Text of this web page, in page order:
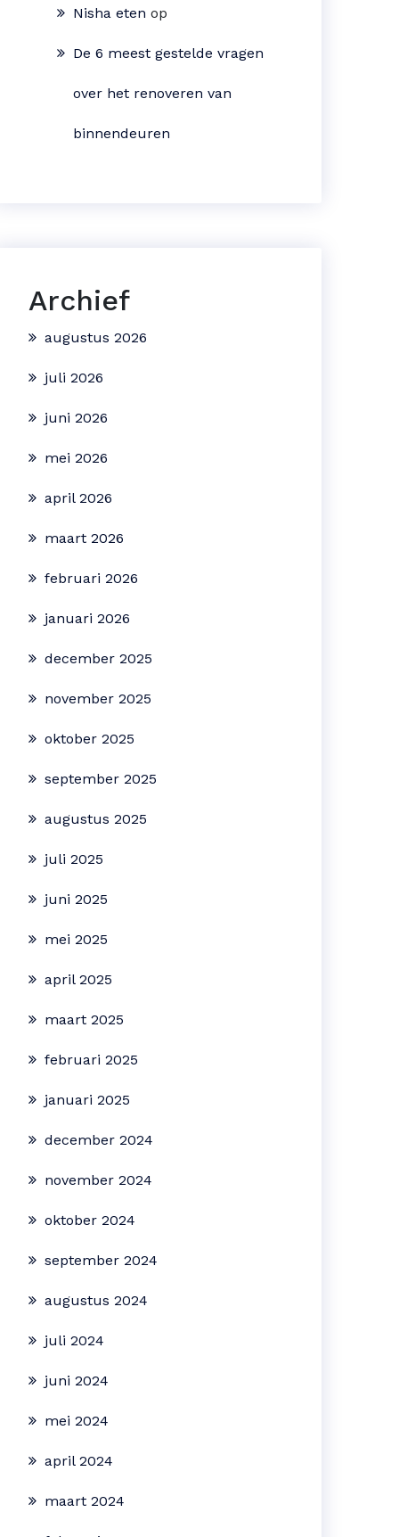
Nisha eten op
De 6 meest gestelde vragen
over het renoveren van
binnendeuren
Archief
augustus 2026
juli 2026
juni 2026
mei 2026
april 2026
maart 2026
februari 2026
januari 2026
december 2025
november 2025
oktober 2025
september 2025
augustus 2025
juli 2025
juni 2025
mei 2025
april 2025
maart 2025
februari 2025
januari 2025
december 2024
november 2024
oktober 2024
september 2024
augustus 2024
juli 2024
juni 2024
mei 2024
april 2024
maart 2024